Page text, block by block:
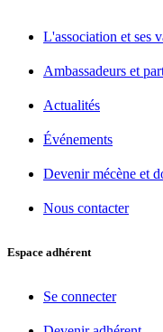
L'association et ses
Ambassadeurs et
Actualités
Événements
Devenir mécène et
Nous contacter
Espace adhérent
Se connecter